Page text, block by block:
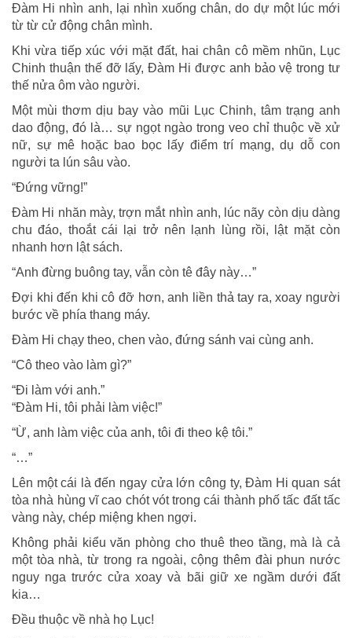
Đàm Hi nhìn anh, lại nhìn xuống chân, do dự một lúc mới
từ từ cử động chân mình.
Khi vừa tiếp xúc với mặt đất, hai chân cô mềm nhũn, Lục
Chinh thuận thế đỡ lấy, Đàm Hi được anh bảo vệ trong tư
thế nửa ôm vào người.
Một mùi thơm dịu bay vào mũi Lục Chinh, tâm trạng anh
dao động, đó là… sự ngọt ngào trong veo chỉ thuộc về xử
nữ, sự mê hoặc bao bọc lấy điểm trí mạng, dụ dỗ con
người ta lún sâu vào.
“Đứng vững!”
Đàm Hi nhăn mày, trợn mắt nhìn anh, lúc nãy còn dịu dàng
chu đáo, thoắt cái lại trở nên lạnh lùng rồi, lật mặt còn
nhanh hơn lật sách.
“Anh đừng buông tay, vẫn còn tê đây này…”
Đợi khi đến khi cô đỡ hơn, anh liền thả tay ra, xoay người
bước về phía thang máy.
Đàm Hi chạy theo, chen vào, đứng sánh vai cùng anh.
“Cô theo vào làm gì?”
“Đi làm với anh.”
“Đàm Hi, tôi phải làm việc!”
“Ừ, anh làm việc của anh, tôi đi theo kệ tôi.”
“…”
Lên một cái là đến ngay cửa lớn công ty, Đàm Hi quan sát
tòa nhà hùng vĩ cao chót vót trong cái thành phố tấc đất tấc
vàng này, chép miệng khen ngợi.
Không phải kiểu văn phòng cho thuê theo tầng, mà là cả
một tòa nhà, từ trong ra ngoài, cộng thêm đài phun nước
nguy nga trước cửa xoay và bãi giữ xe ngầm dưới đất
kia…
Đều thuộc về nhà họ Lục!